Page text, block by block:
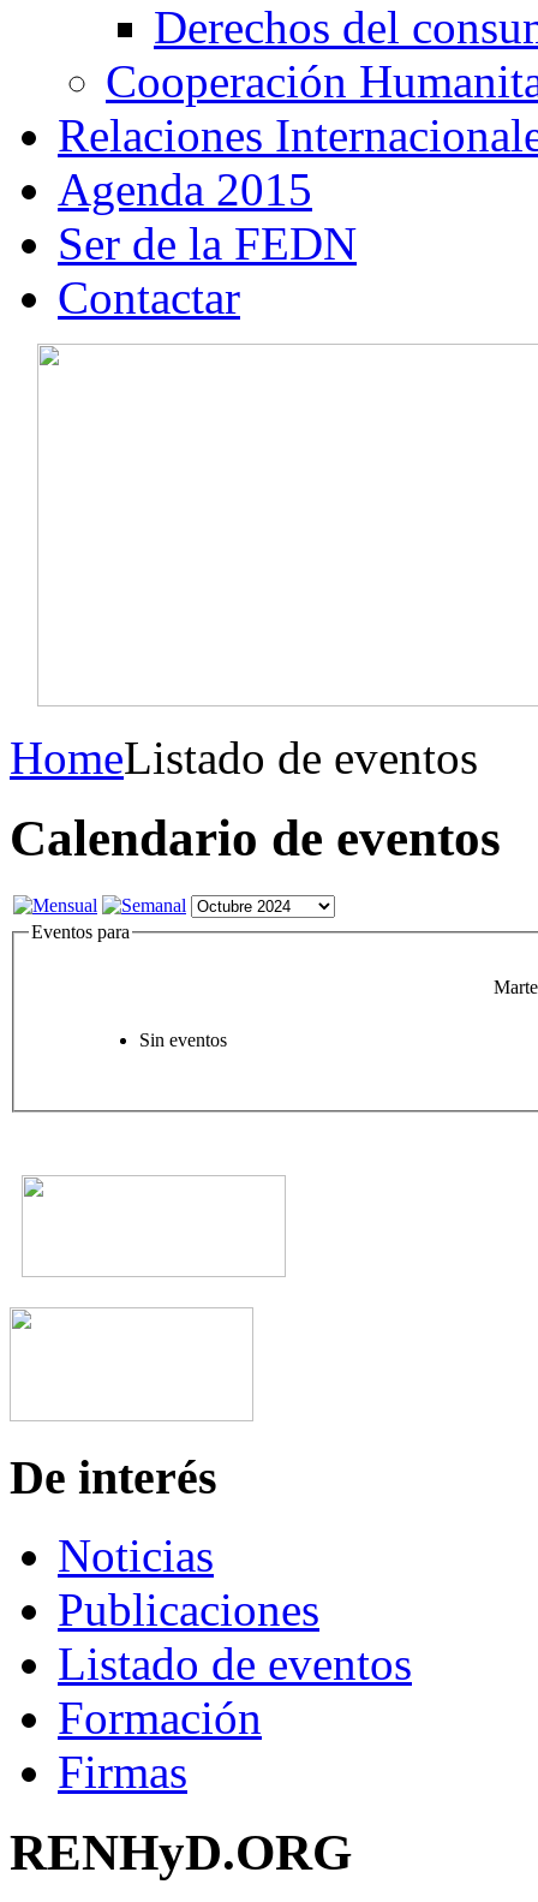
Derechos del
Cooperación
Relaciones
Agenda 2015
Ser de la FEDN
Contactar
HomeListado de eventos
Calendario de eventos
Eventos para
Sin eventos
De interés
Noticias
Publicaciones
Listado de eventos
Formación
Firmas
RENHyD.ORG